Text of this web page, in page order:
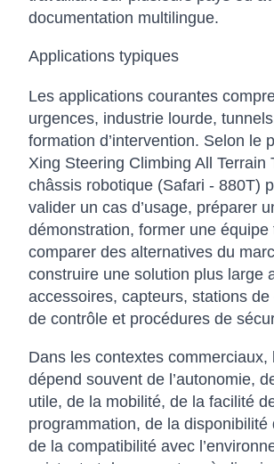
documentation multilingue.
Applications typiques
Les applications courantes
urgences, industrie lourde,
formation d’intervention. Selon le
Xing Steering Climbing All Terrain
châssis robotique (Safari - 880T)
valider un cas d’usage, préparer
démonstration, former une équipe
comparer des alternatives du
construire une solution plus large
accessoires, capteurs, stations
de contrôle et procédures de
Dans les contextes commerciaux,
dépend souvent de l’autonomie,
utile, de la mobilité, de la facilité
programmation, de la disponibilité
de la compatibilité avec